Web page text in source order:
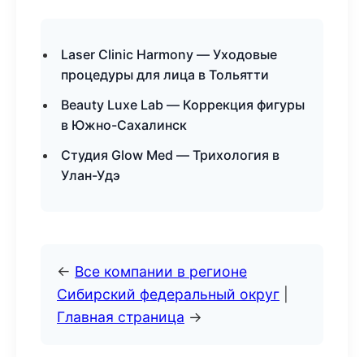
Laser Clinic Harmony — Уходовые
процедуры для лица в Тольятти
Beauty Luxe Lab — Коррекция фигуры
в Южно-Сахалинск
Студия Glow Med — Трихология в
Улан-Удэ
← Все компании в регионе
Сибирский федеральный округ
Главная страница →